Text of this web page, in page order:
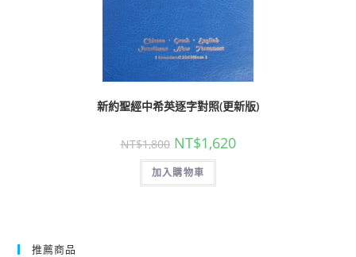
新約聖經中希英逐字對照(更新版)
NT$1,800 NT$1,620
加入購物車
推薦商品